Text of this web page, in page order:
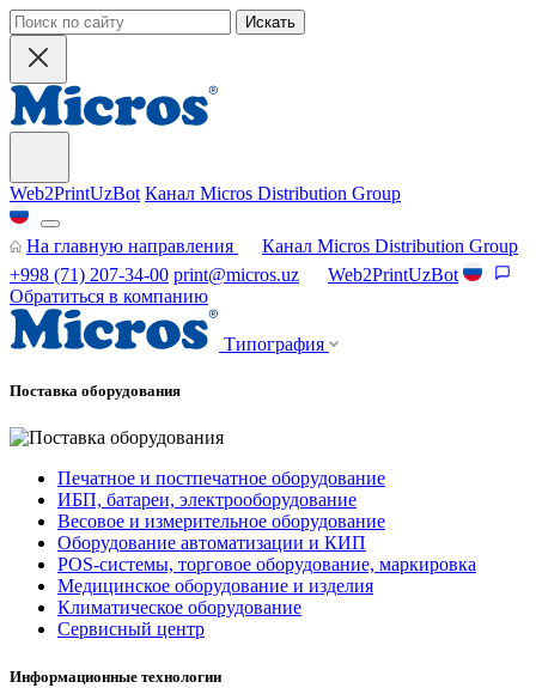
Искать
Web2PrintUzBot Канал Micros Distribution Group
На главную направления
Канал Micros Distribution Group
+998 (71) 207-34-00 print@micros.uz
Web2PrintUzBot
Обратиться в компанию
Типография
Поставка оборудования
Печатное и постпечатное оборудование
ИБП, батареи, электрооборудование
Весовое и измерительное оборудование
Оборудование автоматизации и КИП
POS-системы, торговое оборудование, маркировка
Медицинское оборудование и изделия
Климатическое оборудование
Сервисный центр
Информационные технологии